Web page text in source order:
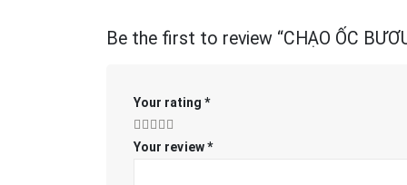
Be the first to review “CHẠO ỐC
Your rating *
Your review*